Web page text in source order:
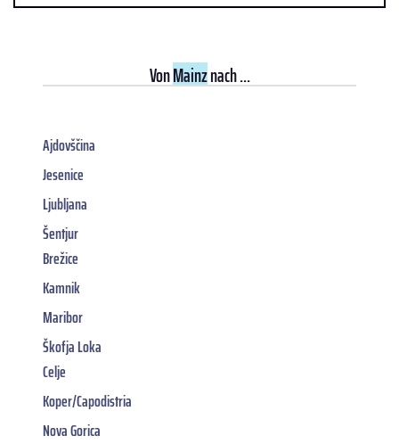
VonMainznach ...
Ajdovščina
Jesenice
Ljubljana
Šentjur
Brežice
Kamnik
Maribor
Škofja Loka
Celje
Koper/Capodistria
Nova Gorica